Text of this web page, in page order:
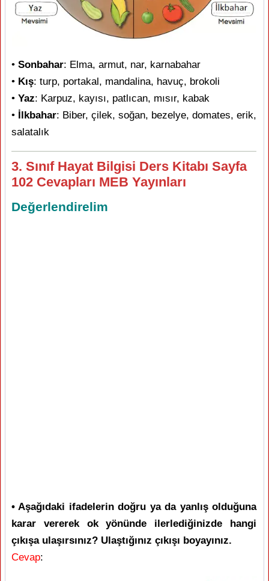
• Sonbahar: Elma, armut, nar, karnabahar
• Kış: turp, portakal, mandalina, havuç, brokoli
• Yaz: Karpuz, kayısı, patlıcan, mısır, kabak
• İlkbahar: Biber, çilek, soğan, bezelye, domates, erik,
salatalık
3. Sınıf Hayat Bilgisi Ders Kitabı Sayfa
102 Cevapları MEB Yayınları
Değerlendirelim
• Aşağıdaki ifadelerin doğru ya da yanlış olduğuna
karar vererek ok yönünde ilerlediğinizde hangi
çıkışa ulaşırsınız? Ulaştığınız çıkışı boyayınız.
Cevap: